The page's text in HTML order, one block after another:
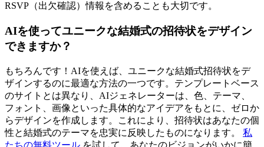
RSVP（出欠確認）情報を含めることも大切です。
AIを使ってユニークな結婚式の招待状をデザイン
できますか？
もちろんです！AIを使えば、ユニークな結婚式招待状をデ
ザインするのに最適な方法の一つです。テンプレートベース
のサイトとは異なり、AIジェネレーターは、色、テーマ、
フォント、画像といった具体的なアイデアをもとに、ゼロか
らデザインを作成します。これにより、招待状はあなたの個
性と結婚式のテーマを忠実に反映したものになります。 私
たちの無料ツール を試して、あなたのビジョンがいかに簡